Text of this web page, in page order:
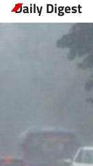
Daily Digest